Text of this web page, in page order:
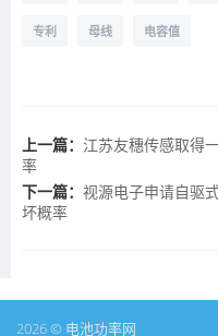
专利 母线 电容值
上一篇： 江苏友穗传感取得
率
下一篇： 视源电子申请自驱
坏概率
2026 © 电池功率网